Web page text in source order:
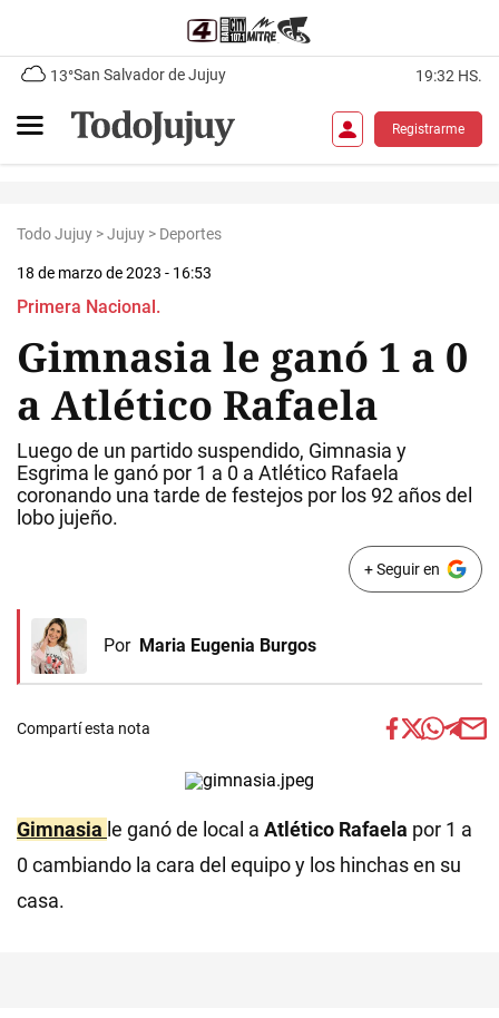
13°San Salvador de Jujuy 19:32 HS.
Registrarme
Todo Jujuy >Jujuy > Deportes
18 de marzo de 2023 - 16:53
Primera Nacional.
Gimnasia le ganó 1 a 0
a Atlético Rafaela
Luego de un partido suspendido, Gimnasia y
Esgrima le ganó por 1 a 0 a Atlético Rafaela
coronando una tarde de festejos por los 92 años del
lobo jujeño.
+ Seguir en
Por Maria Eugenia Burgos
Compartí esta nota
Gimnasia le ganó de local a Atlético Rafaela por 1 a
0 cambiando la cara del equipo y los hinchas en su
casa.